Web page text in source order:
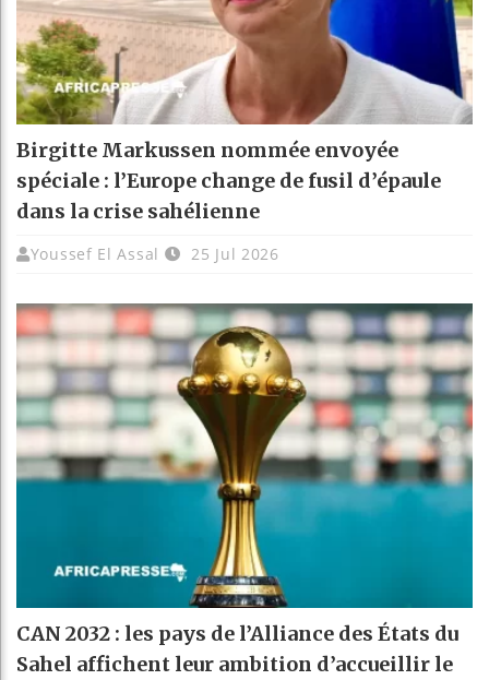
Birgitte Markussen nommée envoyée
spéciale : l’Europe change de fusil d’épaule
dans la crise sahélienne
Youssef El Assal 25 Jul 2026
CAN 2032 : les pays de l’Alliance des États du
Sahel affichent leur ambition d’accueillir le